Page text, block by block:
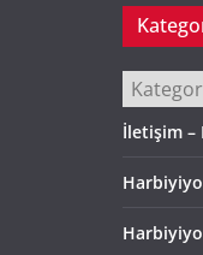
İletişim –